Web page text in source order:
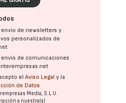
de newsletters y
personalizados de
de comunicaciones
elAviso Legal y la
de Datos
Media, S.L.U.
a nuestra(s)